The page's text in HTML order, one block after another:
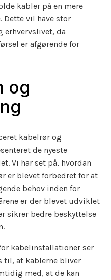
kabler på en mere
vil have stor
erhvervslivet, da
er afgørende for
og
kabelrør og
de nyeste
Vi har set på, hvordan
er blevet forbedret for at
behov inden for
er der blevet udviklet
sikrer bedre beskyttelse
kabelinstallationer ser
til, at kablerne bliver
med, at de kan